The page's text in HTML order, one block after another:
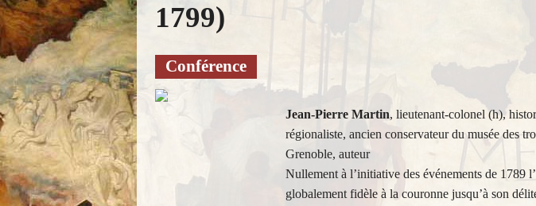
1799)
Conférence
Jean-Pierre Martin, lieutenant-colonel (h),
régionaliste, ancien conservateur du musée des
Grenoble, auteur
Nullement à l’initiative des événements de 1789
globalement fidèle à la couronne jusqu’à son